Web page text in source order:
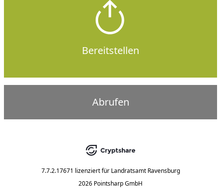
Bereitstellen
Abrufen
7.7.2.17671 lizenziert für Landratsamt Ravensburg
2026 Pointsharp GmbH